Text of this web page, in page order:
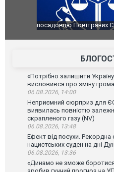
Сили оборони уразили
атаку. ВІДЕО
«Потрібно залишити
висловився про зміну
06.08.2026, 14:00
Неприємний сюрприз для
виявилась повністю
скрапленого газу (NV)
06.08.2026, 13:48
Ефект від посухи.
нацистських суден на дні
06.08.2026, 13:36
«Динамо не зможе